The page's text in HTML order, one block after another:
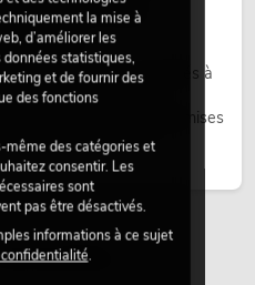
résistants aux
motorisés destinés à
sont utilisées lors de
en plein air, de mises
extérieures
la mise à
d’améliorer les
statistiques,
et de fournir des
des fonctions
même des catégories et
consentir. Les
sont
pas être désactivés.
informations à ce sujet
.